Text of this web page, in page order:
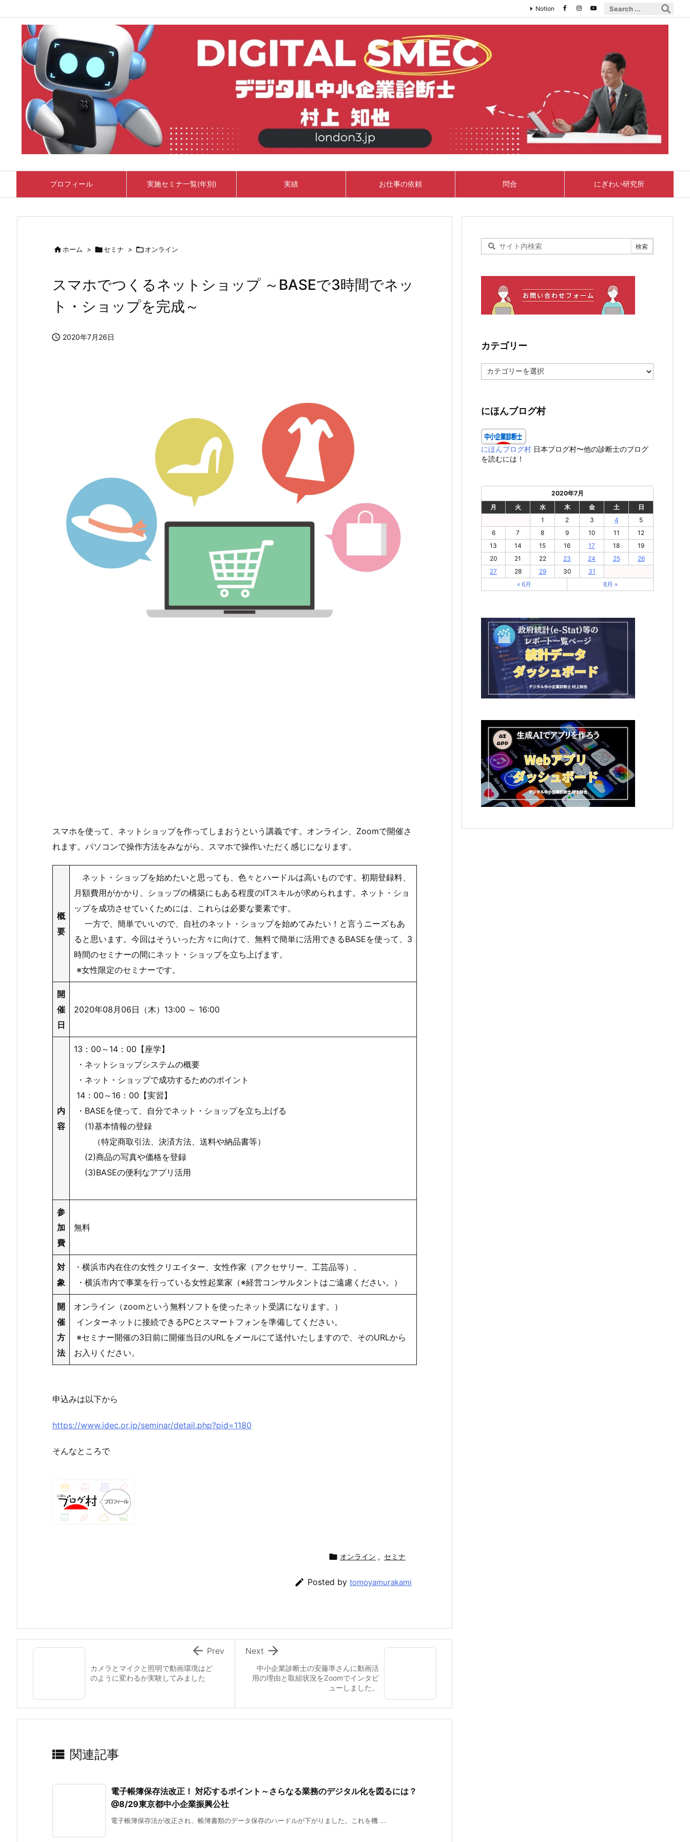
プロフィール 実施セミナ一覧(年別) 実績 お仕事の依頼 問合 にぎわい研究所
Notion
ホーム > セミナ > オンライン
スマホでつくるネットショップ ～BASEで3時間でネッ
ト・ショップを完成～
 2020年7月26日
スマホを使って、ネットショップを作ってしまおうという講義です。オンライン、Zoomで開催さ
れます。パソコンで操作方法をみながら、スマホで操作いただく感じになります。
概
要
ネット・ショップを始めたいと思っても、色々とハードルは高いものです。初期登録料、
月額費用がかかり、ショップの構築にもある程度のITスキルが求められます。ネット・ショ
ップを成功させていくためには、これらは必要な要素です。
一方で、簡単でいいので、自社のネット・ショップを始めてみたい！と言うニーズもあ
ると思います。今回はそういった方々に向けて、無料で簡単に活用できるBASEを使って、3
時間のセミナーの間にネット・ショップを立ち上げます。
※女性限定のセミナーです。
開
催
日
2020年08月06日（木）13:00 ～ 16:00
内
容
13：00～14：00【座学】
・ネットショップシステムの概要
・ネット・ショップで成功するためのポイント
14：00～16：00【実習】
・BASEを使って、自分でネット・ショップを立ち上げる
(1)基本情報の登録
（特定商取引法、決済方法、送料や納品書等）
(2)商品の写真や価格を登録
(3)BASEの便利なアプリ活用
参
加
費
無料
対
象
・横浜市内在住の女性クリエイター、女性作家（アクセサリー、工芸品等）、
・横浜市内で事業を行っている女性起業家（※経営コンサルタントはご遠慮ください。）
開
催
方
法
オンライン（zoomという無料ソフトを使ったネット受講になります。）
インターネットに接続できるPCとスマートフォンを準備してください。
※セミナー開催の3日前に開催当日のURLをメールにて送付いたしますので、そのURLから
お入りください。
申込みは以下から
https://www.idec.or.jp/seminar/detail.php?pid=1180
そんなところで
 オンライン , セミナ
 Posted by tomoyamurakami
中小企業診断士の安藤準さんに動画活
用の理由と取組状況をZoomでインタビ
ューしました。

Next
カメラとマイクと照明で動画環境はど
のように変わるか実験してみました
 Prev
 関連記事
電子帳簿保存法改正！ 対応するポイント～さらなる業務のデジタル化を図るには？
@8/29東京都中小企業振興公社
電子帳簿保存法が改正され、帳簿書類のデータ保存のハードルが下がりました。これを機 ...
カテゴリー
テ
ー
にほんブログ村
にほんブログ村 日本ブログ村〜他の診断士のブログ
を読むには！
2020年7月
月
火 水 木 金 土
日
1
2 3 4
5
6
7 8 9 10 11
12
13
14 15 16 17 18
19
20
21 22 23 24 25
26
27
28 29 30
31
« 6月
8月 »